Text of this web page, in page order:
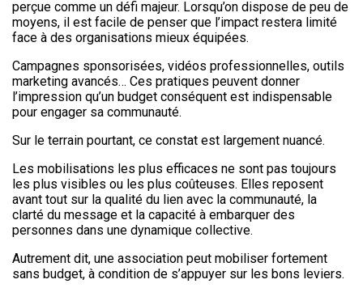
perçue comme un défi majeur. Lorsqu’on dispose de peu de
moyens, il est facile de penser que l’impact restera limité
face à des organisations mieux équipées.
Campagnes sponsorisées, vidéos professionnelles, outils
marketing avancés… Ces pratiques peuvent donner
l’impression qu’un budget conséquent est indispensable
pour engager sa communauté.
Sur le terrain pourtant, ce constat est largement nuancé.
Les mobilisations les plus efficaces ne sont pas toujours
les plus visibles ou les plus coûteuses. Elles reposent
avant tout sur la qualité du lien avec la communauté, la
clarté du message et la capacité à embarquer des
personnes dans une dynamique collective.
Autrement dit, une association peut mobiliser fortement
sans budget, à condition de s’appuyer sur les bons leviers.